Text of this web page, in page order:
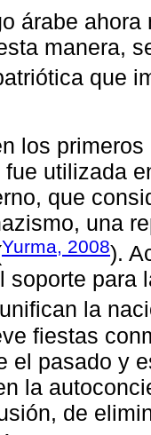
árabe
manera,
que
los
utilizada
que
una
Yurma, 2008).
soporte para
la
fiestas
el pasado y
la
de